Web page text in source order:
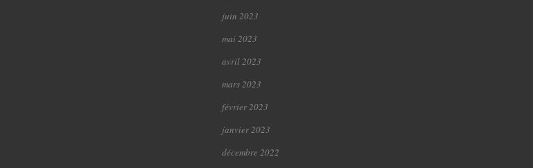
juin 2023
mai 2023
avril 2023
mars 2023
février 2023
janvier 2023
décembre 2022